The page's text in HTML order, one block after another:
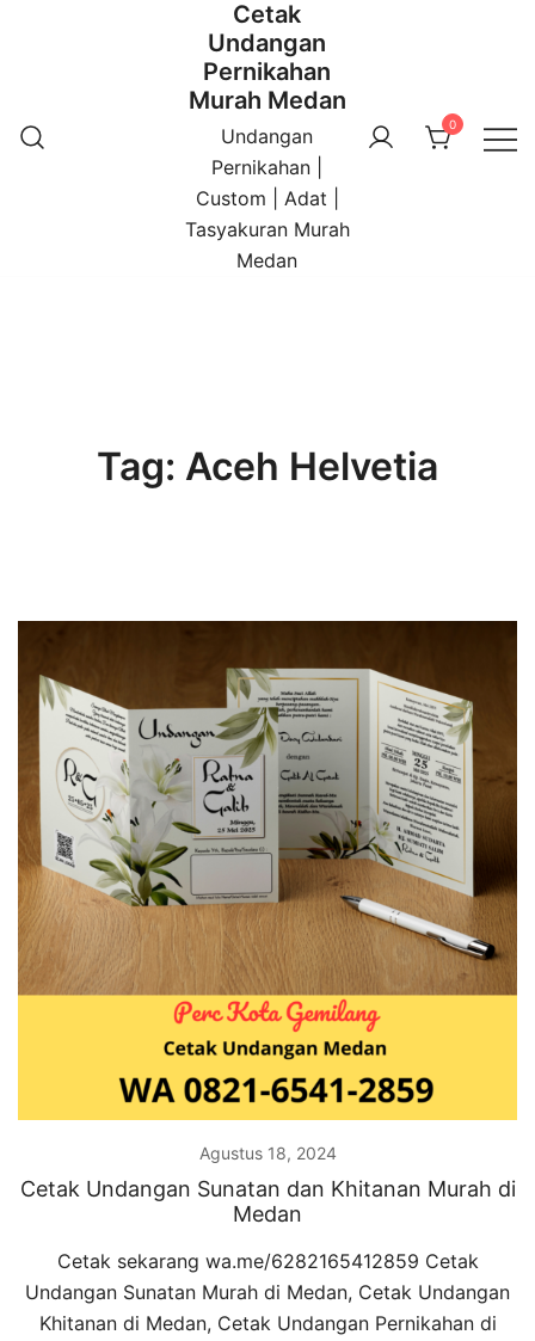
Cetak
Undangan
Pernikahan
Murah Medan
Undangan
Pernikahan |
Custom | Adat |
Tasyakuran Murah
Medan
0
Tag: Aceh Helvetia
Agustus 18, 2024
Cetak Undangan Sunatan dan Khitanan Murah di
Medan
Cetak sekarang wa.me/6282165412859 Cetak
Undangan Sunatan Murah di Medan, Cetak Undangan
Khitanan di Medan, Cetak Undangan Pernikahan di